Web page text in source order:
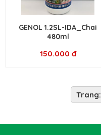
GENOL 1.2SL-IDA_Chai
480ml
150.000 đ
Trang: